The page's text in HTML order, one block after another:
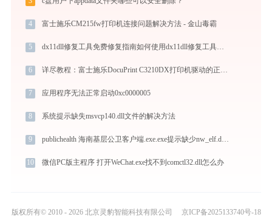
4 富士施乐CM215fw打印机连接问题解决方法 - 金山毒霸
5 dx11dll修复工具免费修复指南如何使用dx11dll修复工具排查错误？
6 详尽教程：富士施乐DocuPrint C3210DX打印机驱动的正确下载与安装方式
7 应用程序无法正常启动0xc0000005
8 系统提示缺失msvcp140.dll文件的解决方法
9 publichealth 海南基层公卫客户端.exe.exe提示缺少nw_elf.dll文件的解决办法
10 微信PC版主程序 打开WeChat.exe找不到comctl32.dll怎么办
版权所有© 2010 - 2026 北京灵豹智能科技有限公司 京ICP备2025133740号-18